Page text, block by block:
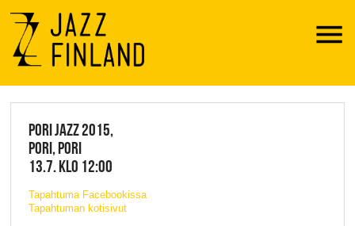
Menu
JAZZ FINLAND LIVE
PORI JAZZ 2015,
PORI, PORI
13.7. KLO 12:00
Tapahtuma Facebookissa
Tapahtuman kotisivut